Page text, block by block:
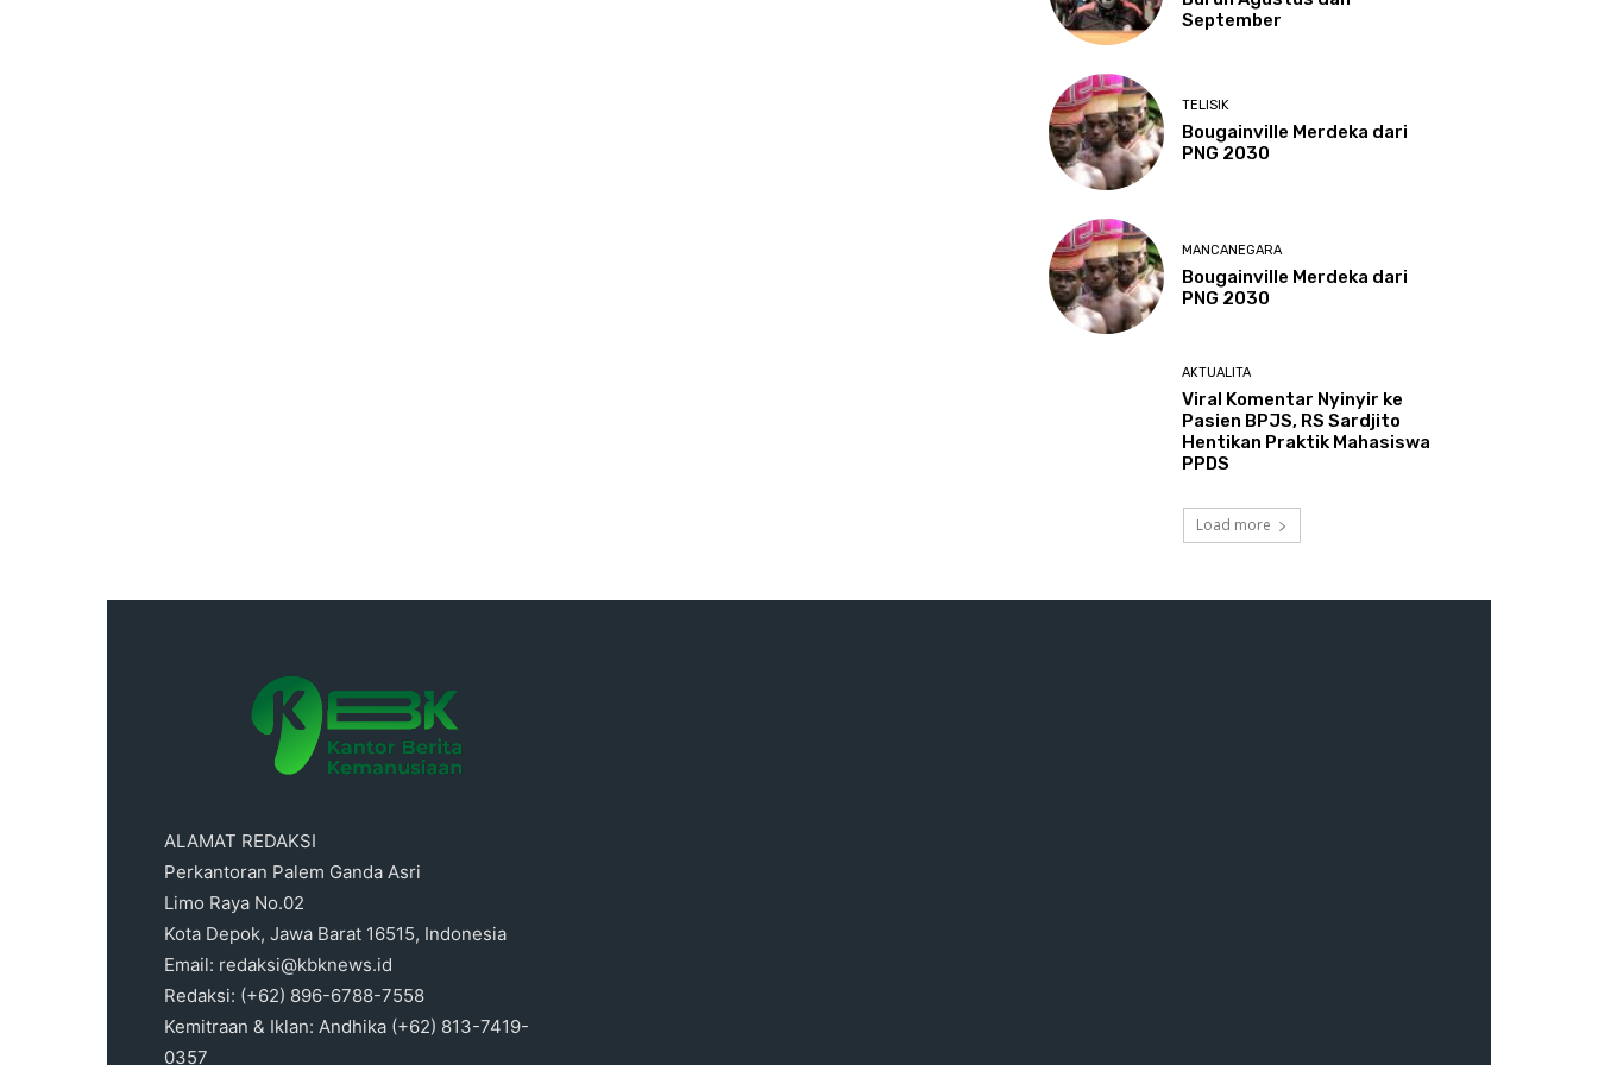
September
TELISIK
Bougainville Merdeka dari
PNG 2030
MANCANEGARA
Bougainville Merdeka dari
PNG 2030
AKTUALITA
Viral Komentar Nyinyir ke
Pasien BPJS, RS Sardjito
Hentikan Praktik Mahasiswa
PPDS
Load more
ALAMAT REDAKSI
Perkantoran Palem Ganda Asri
Limo Raya No.02
Kota Depok, Jawa Barat 16515, Indonesia
Email: redaksi@kbknews.id
Redaksi: (+62) 896-6788-7558
Kemitraan & Iklan: Andhika (+62) 813-7419-
0357